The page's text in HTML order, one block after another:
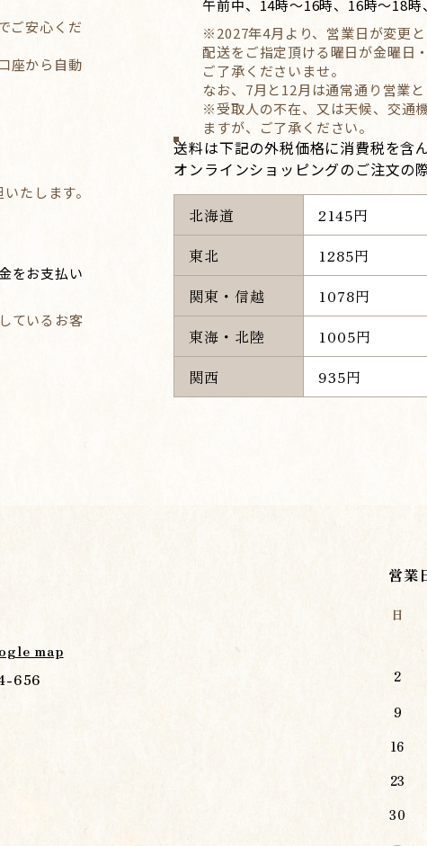
ご安心くだ
座から自動
たします。
をお支払い
ているお客
午前中、14時～16時、16時～18
※2027年4月より、営業日が変更と
配送をご指定頂ける曜日が金曜日
ご了承くださいませ。
なお、7月と12月は通常通り営業と
※受取人の不在、又は天候、交通
ますが、ご了承ください。
送料は下記の外税価格に消費税を含
オンラインショッピングのご注文の
北海道
2145円
東北
1285円
関東・信越
1078円
東海・北陸
1005円
関西
935円
map
656
営業
日
2
9
16
23
30